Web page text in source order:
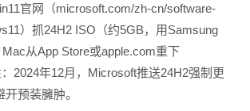
官网（microsoft.com/zh-cn/software-
）抓24H2 ISO（约5GB，用Samsung
从App Store或apple.com重下
2024年12月，Microsoft推送24H2强制更
预装臃肿。